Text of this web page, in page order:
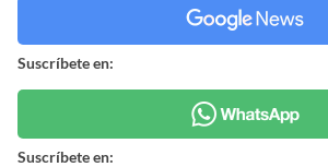
Suscríbete en:
Suscríbete en: